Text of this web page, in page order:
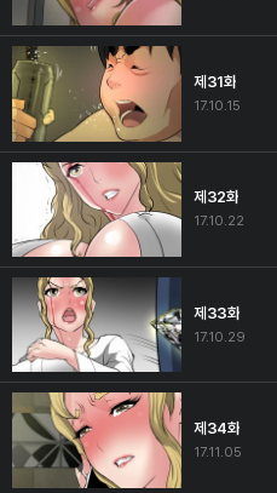
제31화
17.10.15
제32화
17.10.22
제33화
17.10.29
제34화
17.11.05